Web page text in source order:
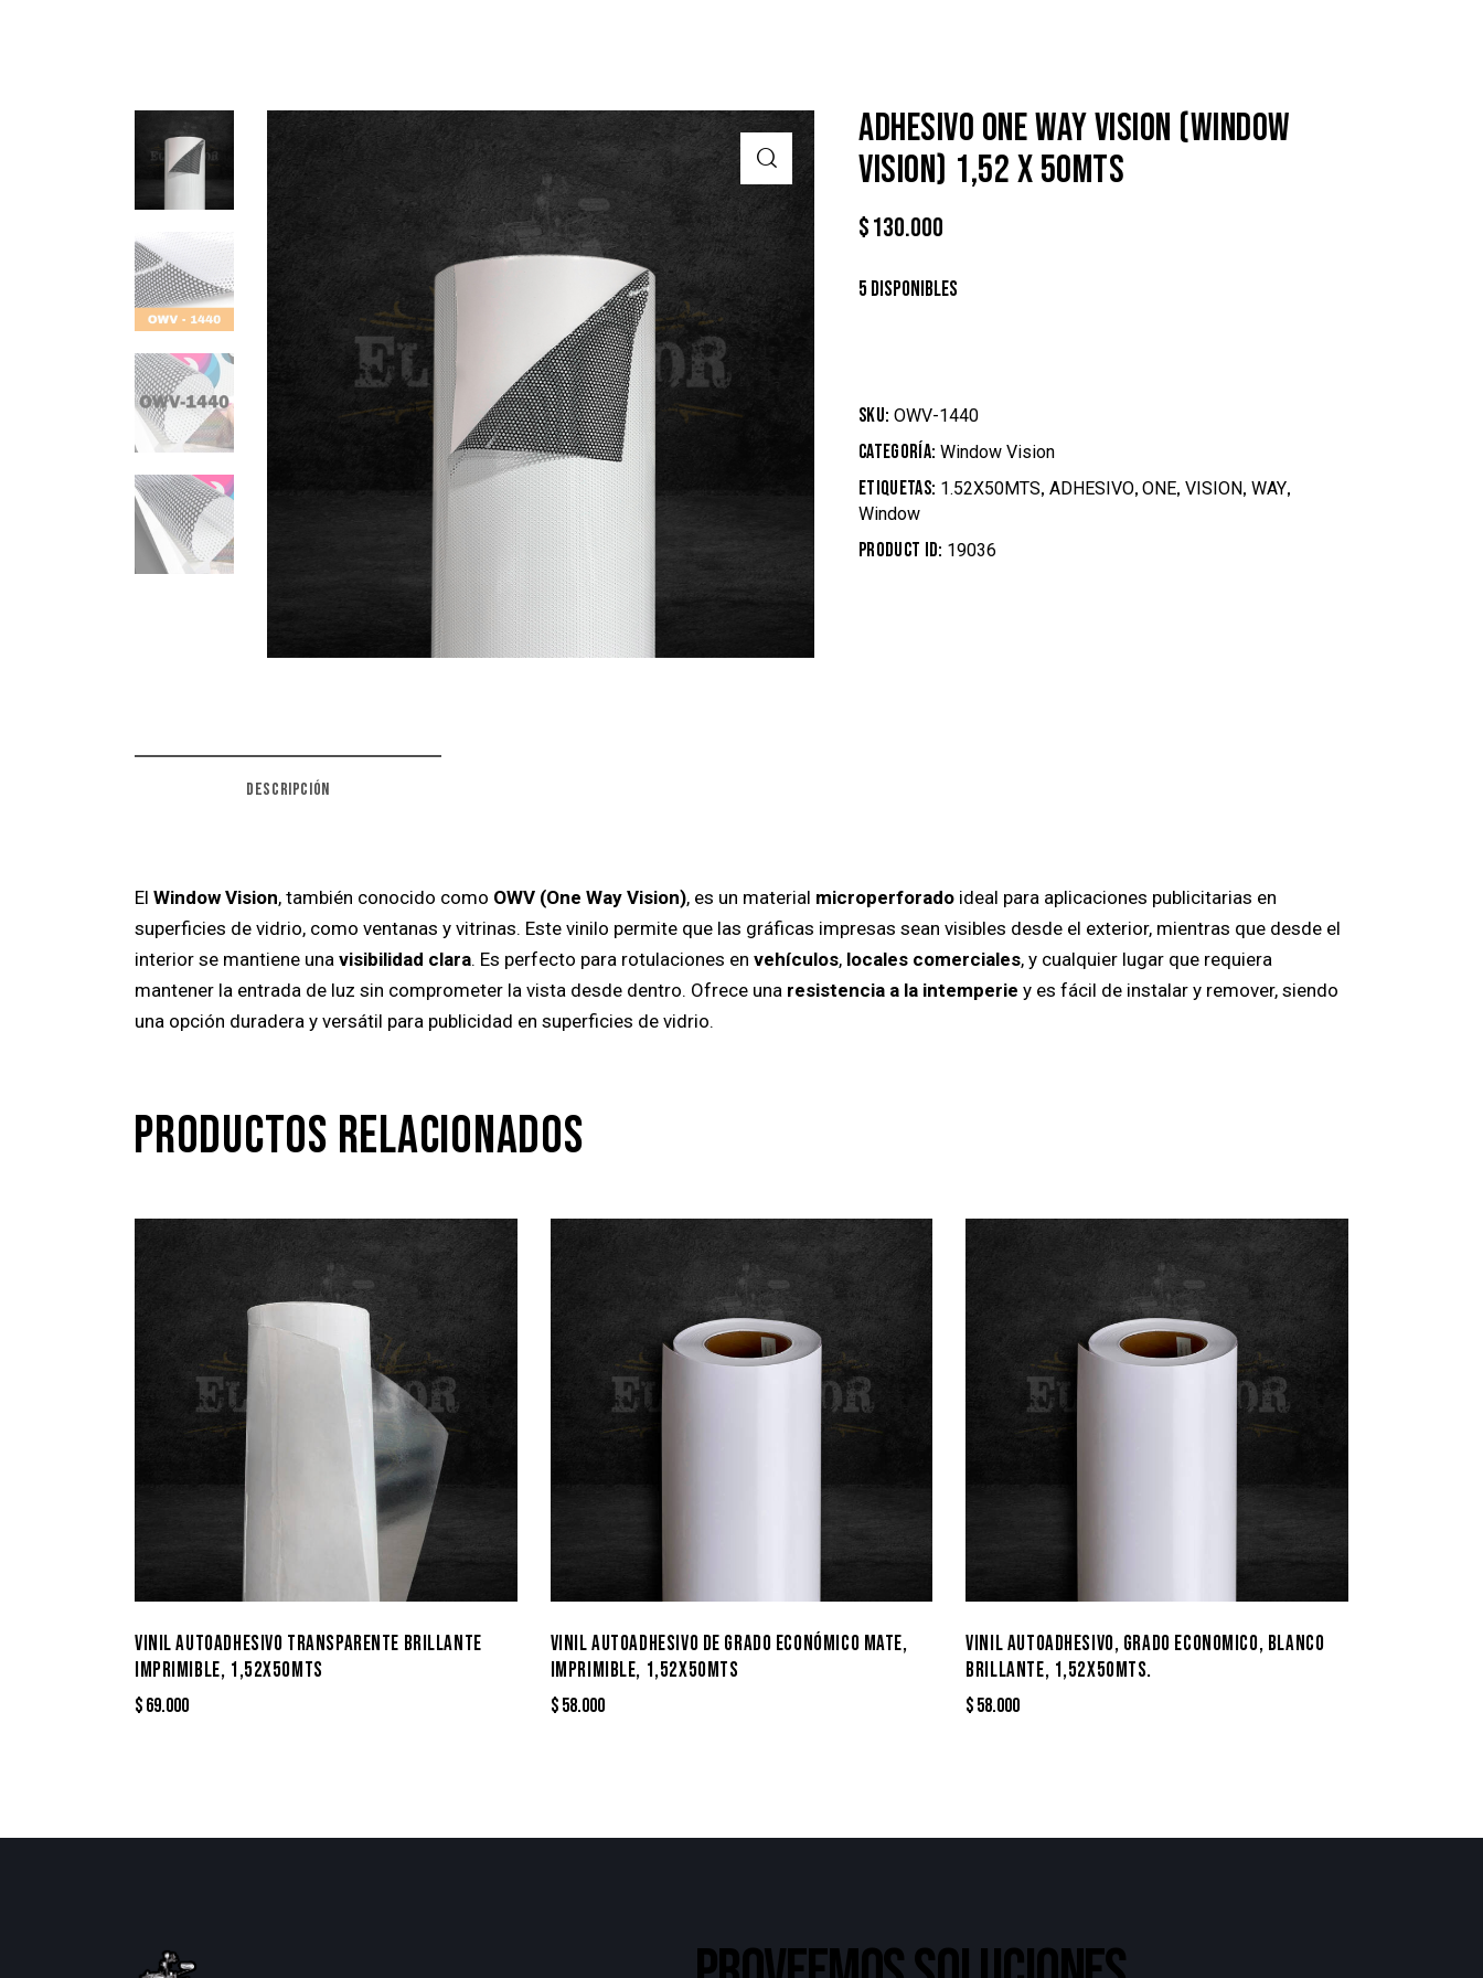
ADHESIVO ONE WAY VISION (WINDOW
VISION) 1,52 X 50MTS
$130.000
5 disponibles
SKU: OWV-1440
Categoría: Window Vision
Etiquetas: 1.52X50MTS, ADHESIVO,ONE, VISION, WAY,
Window
Product ID: 19036
DESCRIPCIÓN
El Window Vision, también conocido como OWV (One Way Vision), es un material microperforado ideal para aplicaciones publicitarias en
superficies de vidrio, como ventanas y vitrinas. Este vinilo permite que las gráficas impresas sean visibles desde el exterior, mientras que desde el
interior se mantiene una visibilidad clara. Es perfecto para rotulaciones en vehículos, locales comerciales, y cualquier lugar que requiera
mantener la entrada de luz sin comprometer la vista desde dentro. Ofrece una resistencia a la intemperie y es fácil de instalar y remover, siendo
una opción duradera y versátil para publicidad en superficies de vidrio.
PRODUCTOS RELACIONADOS
VINIL AUTOADHESIVO TRANSPARENTE BRILLANTE
IMPRIMIBLE, 1,52X50MTS
$69.000
VINIL AUTOADHESIVO DE GRADO ECONÓMICO MATE,
IMPRIMIBLE, 1,52X50MTS
$58.000
VINIL AUTOADHESIVO, GRADO ECONOMICO, BLANCO
BRILLANTE, 1,52X50MTS.
$58.000